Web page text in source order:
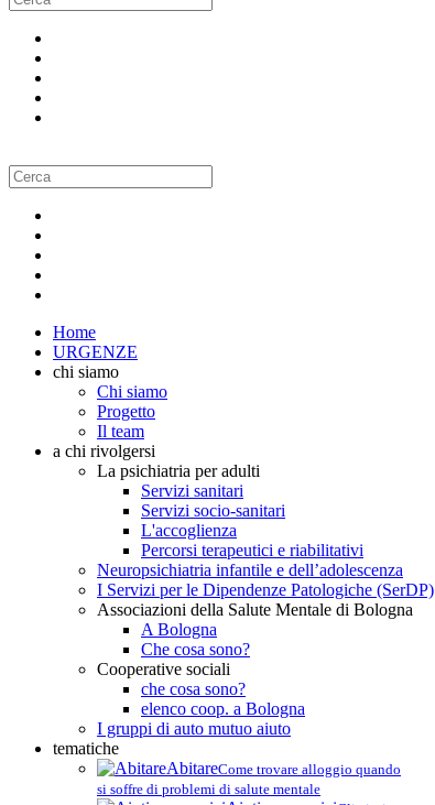
Home
URGENZE
chi siamo
Chi siamo
Progetto
Il team
a chi rivolgersi
La psichiatria per adulti
Servizi sanitari
Servizi socio-sanitari
L'accoglienza
Percorsi terapeutici e riabilitativi
Neuropsichiatria infantile e dell’adolescenza
I Servizi per le Dipendenze Patologiche (SerDP)
Associazioni della Salute Mentale di Bologna
A Bologna
Che cosa sono?
Cooperative sociali
che cosa sono?
elenco coop. a Bologna
I gruppi di auto mutuo aiuto
tematiche
AbitareCome trovare alloggio quando
si soffre di problemi di salute mentale